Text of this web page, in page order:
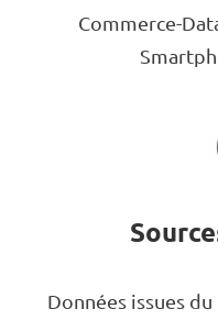
Commerce-
Données issues du